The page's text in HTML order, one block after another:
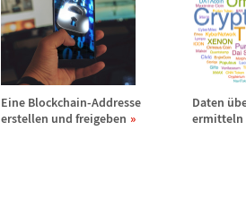
Eine Blockchain-Addresse
erstellen und freigeben
Daten ü
ermitteln